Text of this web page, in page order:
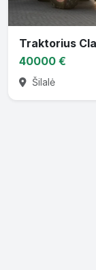
40000 €
Šilalė